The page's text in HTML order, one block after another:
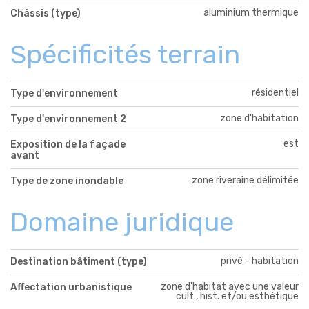
Châssis (type) aluminium thermique
Spécificités terrain
Type d'environnement résidentiel
Type d'environnement 2 zone d'habitation
Exposition de la façade
avant
est
Type de zone inondable zone riveraine délimitée
Domaine juridique
Destination bâtiment (type) privé - habitation
Affectation urbanistique
zone d'habitat avec une valeur
cult., hist. et/ou esthétique